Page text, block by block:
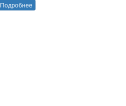
Подробнее